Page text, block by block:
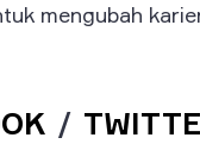
mengubah
/